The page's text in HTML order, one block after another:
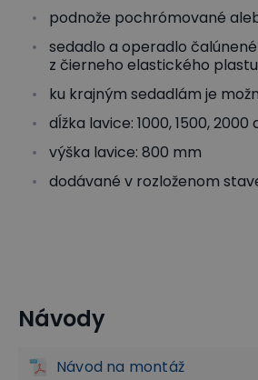
podnože pochrómované
sedadlo a operadlo
z čierneho elastického plastu
ku krajným sedadlám je
dĺžka lavice: 1000, 1500,
výška lavice: 800 mm
dodávané v rozloženom
Čalúnené lavice do čakární
Návody
Návod na montáž